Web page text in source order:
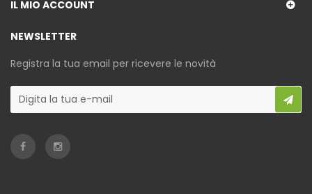
IL MIO ACCOUNT
NEWSLETTER
Registra la tua email per ricevere le novità